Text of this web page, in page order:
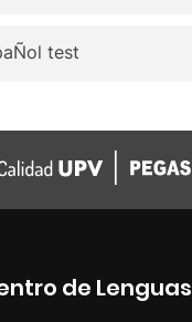
test
de Lenguas